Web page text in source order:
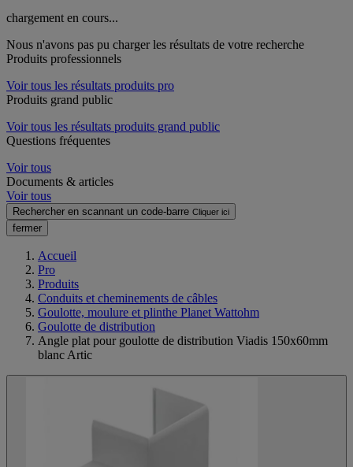
chargement en cours...
Nous n'avons pas pu charger les résultats de votre recherche
Produits professionnels
Voir tous les résultats produits pro
Produits grand public
Voir tous les résultats produits grand public
Questions fréquentes
Voir tous
Documents & articles
Voir tous
Rechercher en scannant un code-barre Cliquer ici
fermer
Accueil
Pro
Produits
Conduits et cheminements de câbles
Goulotte, moulure et plinthe Planet Wattohm
Goulotte de distribution
Angle plat pour goulotte de distribution Viadis 150x60mm
blanc Artic